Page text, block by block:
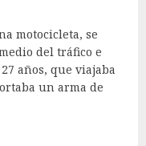
motocicleta, se
del tráfico e
años, que viajaba
un arma de